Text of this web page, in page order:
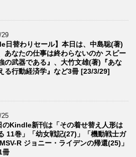
29
日替わりセール】本日は、中島聡(著)
あなたの仕事は終わらないのか スピー
の武器である』、大竹文雄(著)『あな
る行動経済学』など3冊 [23/3/29]
25
のKindle新刊は「その着せ替え人形は
11巻」「幼女戦記(27)」「機動戦士ガ
R ジョニー・ライデンの帰還(25)」
冊